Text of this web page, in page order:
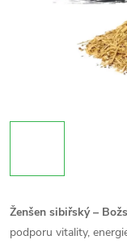
Ženšen sibiřský –
podporu vitality,